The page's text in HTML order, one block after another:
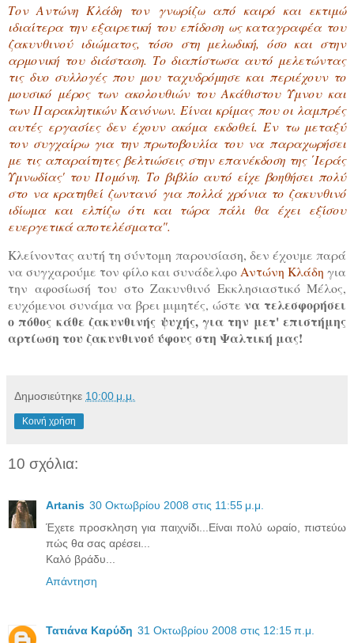
Τον Αντώνη Κλάδη τον γνωρίζω από καιρό και εκτιμώ
ιδιαίτερα την εξαιρετική του επίδοση ως καταγραφέα του
ζακυνθινού ιδιώματος, τόσο στη μελωδική, όσο και στην
αρμονική του διάσταση. Το διαπίστωσα αυτό μελετώντας
τις δυο συλλογές που μου ταχυδρόμησε και περιέχουν το
μουσικό μέρος των ακολουθιών του Ακάθιστου Ύμνου και
των Παρακλητικών Κανόνων. Είναι κρίμας που οι λαμπρές
αυτές εργασίες δεν έχουν ακόμα εκδοθεί. Εν τω μεταξύ
τον συγχαίρω για την πρωτοβουλία του να παραχωρήσει
με τις απαραίτητες βελτιώσεις στην επανέκδοση της ΄Ιεράς
Υμνωδίας' του Πομόνη. Το βιβλίο αυτό είχε βοηθήσει πολύ
στο να κρατηθεί ζωντανό για πολλά χρόνια το ζακυνθινό
ιδίωμα και ελπίζω ότι και τώρα πάλι θα έχει εξίσου
ευεργετικά αποτελέσματα".
Κλείνοντας αυτή τη σύντομη παρουσίαση, δεν έχουμε παρά
να συγχαρούμε τον φίλο και συνάδελφοΑντώνη Κλάδη για
την αφοσίωσή του στο Ζακυνθινό Εκκλησιαστικό Μέλος,
ευχόμενοι συνάμα να βρει μιμητές, ώστενα τελεσφορήσει
ο πόθος κάθε ζακυνθινής ψυχής, για την μετ' επιστήμης
αρτίωση του ζακυνθινού ύφους στη Ψαλτική μας!
Δημοσιεύτηκε 10:00 μ.μ.
Κοινή χρήση
10 σχόλια:
Artanis 30 Οκτωβρίου 2008 στις 11:55 μ.μ.
Έχετε προσκληση για παιχνίδι...Είναι πολύ ωραίο, πιστεύω
πώς θα σας αρέσει...
Καλό βράδυ...
Απάντηση
Τατιάνα Καρύδη 31 Οκτωβρίου 2008 στις 12:15 π.μ.